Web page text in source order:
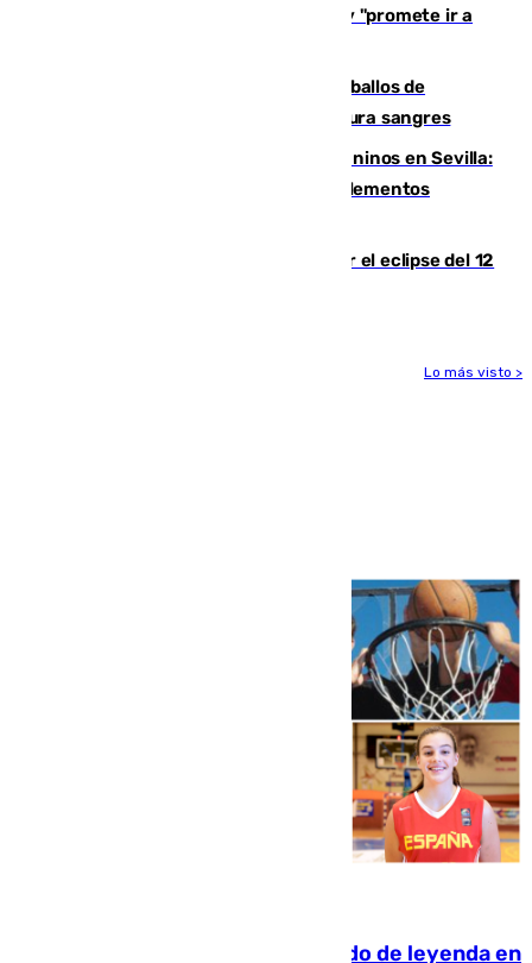
El Rey traslada a Vivas su respaldo y "promete ir a
El primer ciclo de las carreras de caballos de
Sanlúcar arranca este sábado con 27 pura sangres
Continúan los cierres de parques caninos en Sevilla:
se detectan alimentos que contienen elementos
Estos son los mejores sitios para ver el eclipse del 12
Lo más visto >
La familia Hernangómez: un legado de leyenda en